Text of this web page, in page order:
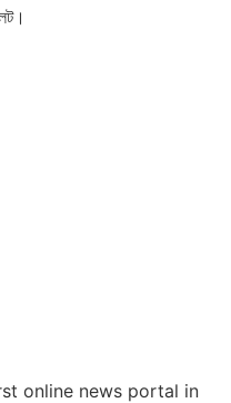
online news portal in